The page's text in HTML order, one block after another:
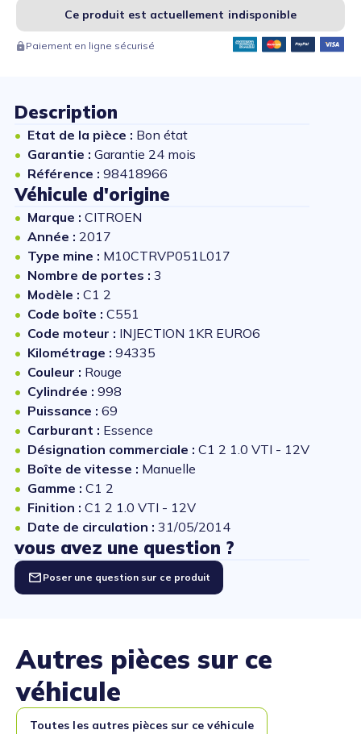
Ce produit est actuellement indisponible
Paiement en ligne sécurisé
Description
Etat de la pièce : Bon état
Garantie : Garantie 24 mois
Référence : 98418966
Véhicule d'origine
Marque : CITROEN
Année : 2017
Type mine : M10CTRVP051L017
Nombre de portes : 3
Modèle : C1 2
Code boîte : C551
Code moteur : INJECTION 1KR EURO6
Kilométrage : 94335
Couleur : Rouge
Cylindrée : 998
Puissance : 69
Carburant : Essence
Désignation commerciale : C1 2 1.0 VTI - 12V
Boîte de vitesse : Manuelle
Gamme : C1 2
Finition : C1 2 1.0 VTI - 12V
Date de circulation : 31/05/2014
vous avez une question ?
Poser une question sur ce produit
Autres pièces sur ce
véhicule
Toutes les autres pièces sur ce véhicule